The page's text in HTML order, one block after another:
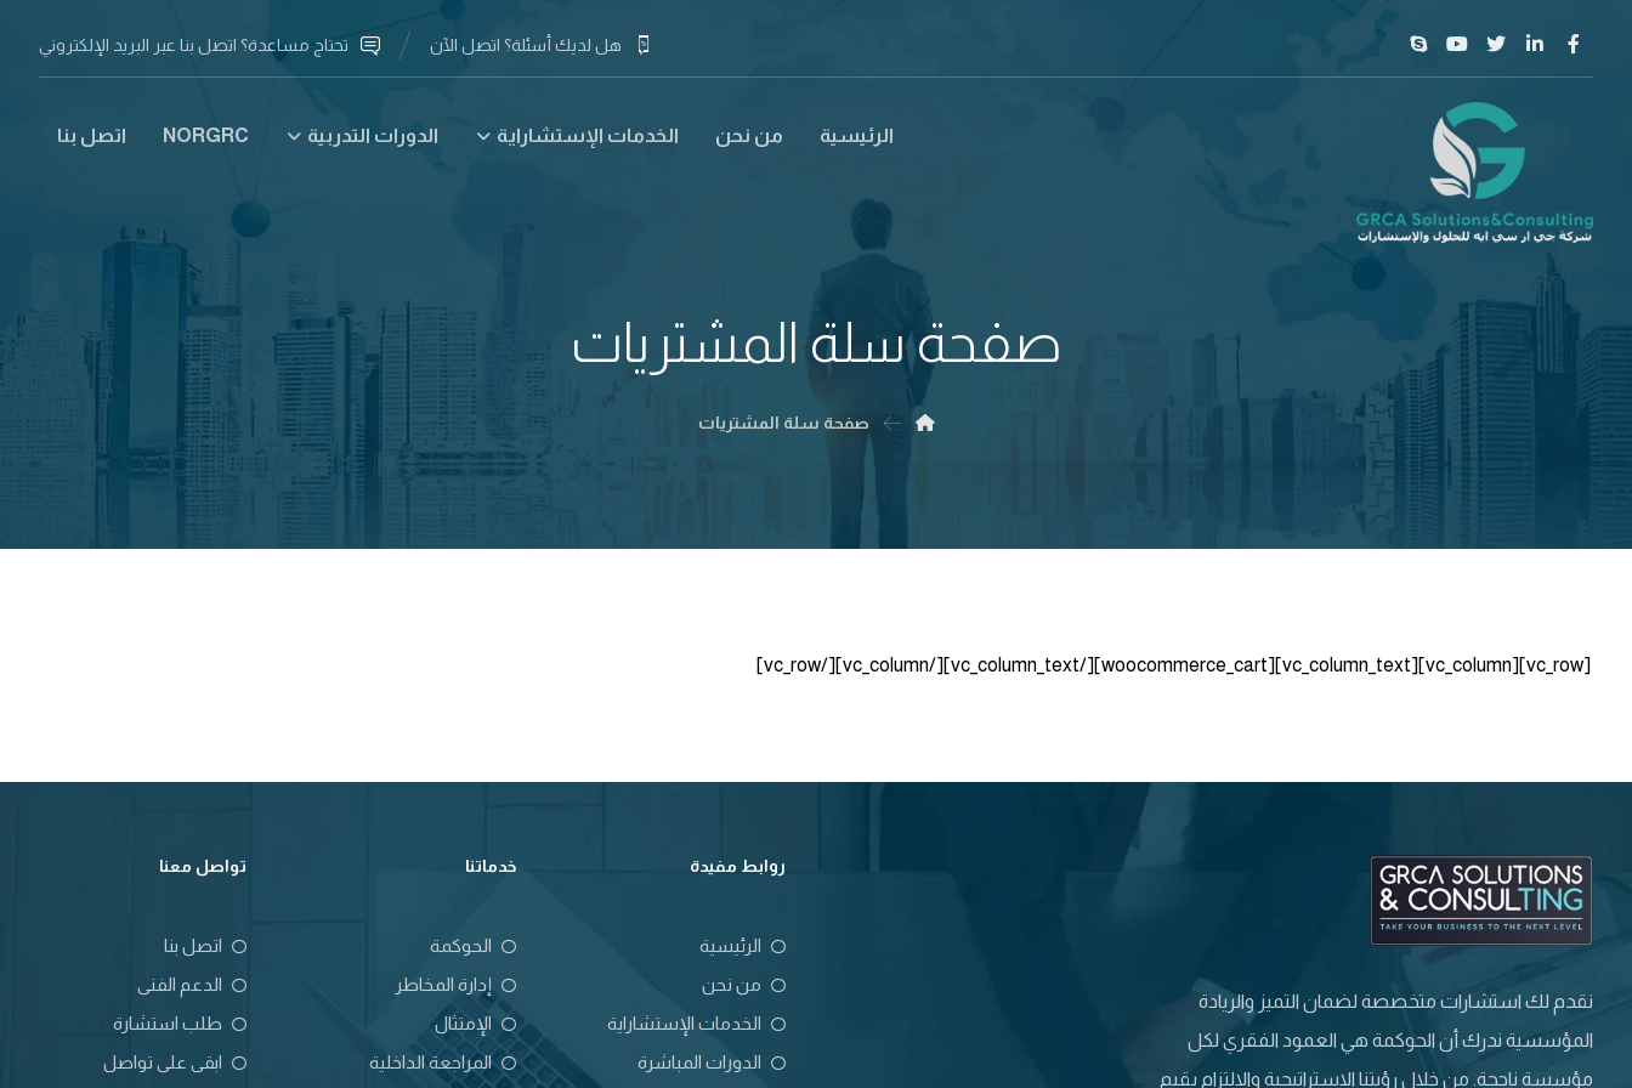
تحتاج مساعدة؟ اتصل بنا عبر البريد الإلكتروني هل لديك أسئلة؟ اتصل الآن
الرئيسية من نحن الخدمات الإستشاراية الدورات التدربية NORGRC اتصل بنا
صفحة سلة المشتريات
صفحة سلة المشتريات
[vc_row][vc_column][vc_column_text][woocommerce_cart][/vc_column_text][/vc_column][/vc_row]
نقدم لك استشارات متخصصة لضمان التميز والريادة
المؤسسية ندرك أن الحوكمة هي العمود الفقري لكل
مؤسسة ناجحة. من خلال رؤيتنا الاستراتيجية والالتزام بقيم
روابط مفيدة
الرئيسية
من نحن
الخدمات الإستشاراية
الدورات المباشرة
خدماتنا
الحوكمة
إدارة المخاطر
الإمتثال
المراجعة الداخلية
تواصل معنا
اتصل بنا
الدعم الفنى
طلب استشارة
ابقى على تواصل